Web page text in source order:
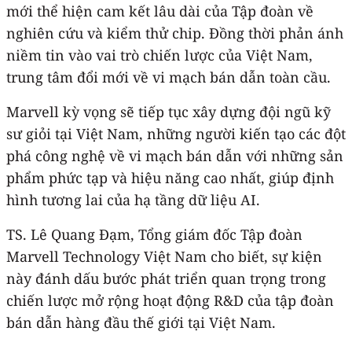
mới thể hiện cam kết lâu dài của Tập đoàn về
nghiên cứu và kiểm thử chip. Đồng thời phản ánh
niềm tin vào vai trò chiến lược của Việt Nam,
trung tâm đổi mới về vi mạch bán dẫn toàn cầu.
Marvell kỳ vọng sẽ tiếp tục xây dựng đội ngũ kỹ
sư giỏi tại Việt Nam, những người kiến tạo các đột
phá công nghệ về vi mạch bán dẫn với những sản
phẩm phức tạp và hiệu năng cao nhất, giúp định
hình tương lai của hạ tầng dữ liệu AI.
TS. Lê Quang Đạm, Tổng giám đốc Tập đoàn
Marvell Technology Việt Nam cho biết, sự kiện
này đánh dấu bước phát triển quan trọng trong
chiến lược mở rộng hoạt động R&D của tập đoàn
bán dẫn hàng đầu thế giới tại Việt Nam.